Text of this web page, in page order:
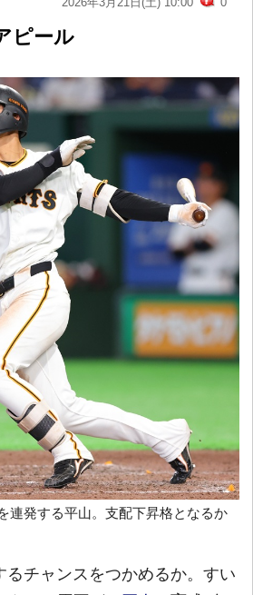
ピール
連発する平山。支配下昇格となるか
チャンスをつかめるか。すい